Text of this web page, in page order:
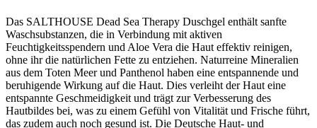
Das SALTHOUSE Dead Sea Therapy Duschgel enthält sanfte
Waschsubstanzen, die in Verbindung mit aktiven
Feuchtigkeitsspendern und Aloe Vera die Haut effektiv reinigen,
ohne ihr die natürlichen Fette zu entziehen. Naturreine Mineralien
aus dem Toten Meer und Panthenol haben eine entspannende und
beruhigende Wirkung auf die Haut. Dies verleiht der Haut eine
entspannte Geschmeidigkeit und trägt zur Verbesserung des
Hautbildes bei, was zu einem Gefühl von Vitalität und Frische führt,
das zudem auch noch gesund ist. Die Deutsche Haut- und